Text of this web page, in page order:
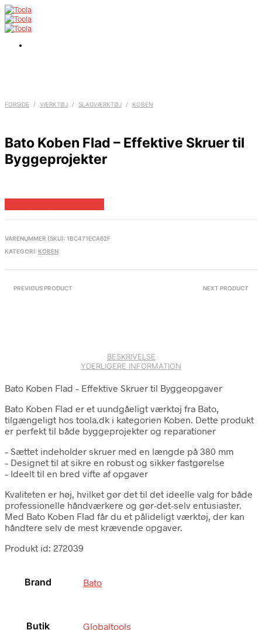
FORSIDE / VÆRKTØJ / SLAGVÆRKTØJ / KOBEN
Bato Koben Flad – Effektive Skruer til
Byggeprojekter
VARENUMMER (SKU): 1BC471ECA62F
KATEGORI: KOBEN
PREVIOUS PRODUCT NEXT PRODUCT
BESKRIVELSE
YDERLIGERE INFORMATION
Bato Koben Flad – Effektive Skruer til Byggeopgaver
Bato Koben Flad er et uundgåeligt værktøj fra Bato,
tilgængeligt hos toola.dk i kategorien Koben. Dette produkt
er perfekt til både byggeprojekter og reparationer
– Sættet indeholder skruer med en længde på 380 mm
– Designet til at sikre en robust og sikker fastgørelse
– Ideelt til en bred vifte af opgaver
Kvaliteten er høj, hvilket gør det til det ideelle valg for både
professionelle håndværkere og gør-det-selv entusiaster.
Med Bato Koben Flad får du et pålideligt værktøj, der kan
håndtere selv de mest krævende opgaver.
Produkt id: 272039
Brand Bato
Butik Globaltools